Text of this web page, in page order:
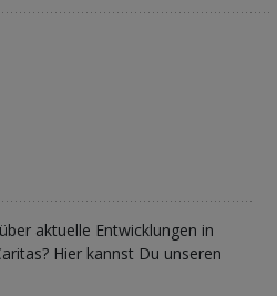
aktuelle Entwicklungen in
Hier kannst Du unseren